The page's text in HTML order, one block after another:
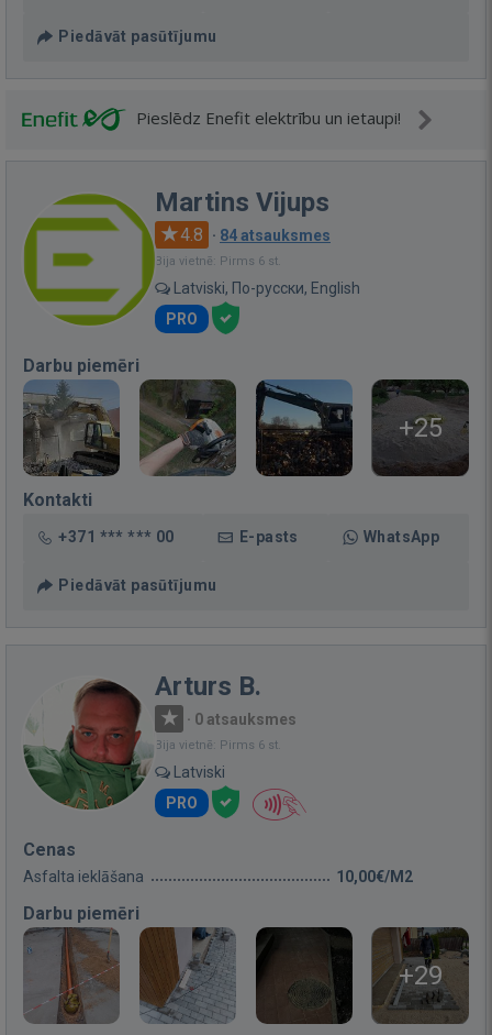
Piedāvāt pasūtījumu
Pieslēdz Enefit elektrību un ietaupi!
Martins Vijups
4.8 · 84 atsauksmes
Bija vietnē: Pirms 6 st.
Latviski, По-русски, English
PRO
Darbu piemēri
+25
Kontakti
+371 *** *** 00 E-pasts WhatsApp
Piedāvāt pasūtījumu
Arturs B.
· 0 atsauksmes
Bija vietnē: Pirms 6 st.
Latviski
PRO
Cenas
Asfalta ieklāšana 10,00€/M2
Darbu piemēri
+29